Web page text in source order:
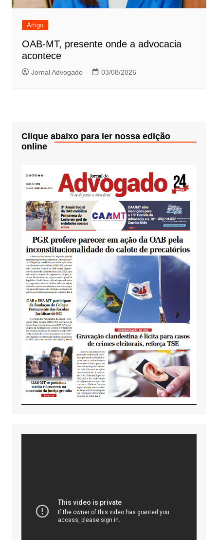
Artigo
OAB-MT, presente onde a advocacia
acontece
Jornal Advogado 03/08/2026
Clique abaixo para ler nossa edição
online